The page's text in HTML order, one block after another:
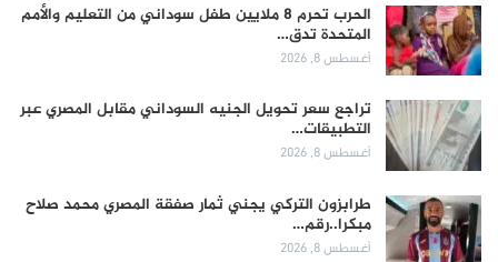
الحرب تحرم 8 ملايين طفل سوداني من التعليم والأمم
المتحدة تدق…
أغسطس 8, 2026
تراجع سعر تحويل الجنيه السوداني مقابل المصري عبر
التطبيقات…
أغسطس 8, 2026
طرابزون التركي يجني ثمار صفقة المصري محمد صلاح
مبكرا..رقم…
أغسطس 8, 2026